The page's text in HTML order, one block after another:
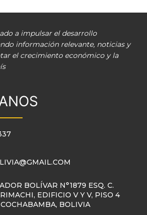
a impulsar el desarrollo
información relevante, noticias y
el crecimiento económico y la
BOLÍVAR N°1879 ESQ. C.
EDIFICIO V Y V, PISO 4
BOLIVIA